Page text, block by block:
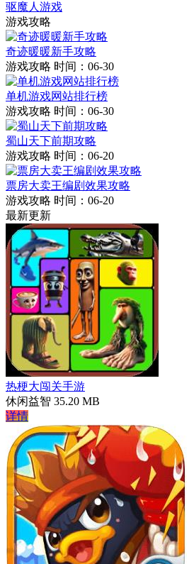
驱魔人游戏
游戏攻略
奇迹暖暖新手攻略
游戏攻略 时间：06-30
单机游戏网站排行榜
游戏攻略 时间：06-30
蜀山天下前期攻略
游戏攻略 时间：06-20
票房大卖王编剧效果攻略
游戏攻略 时间：06-20
最新更新
热梗大闯关手游
休闲益智 35.20 MB
详情